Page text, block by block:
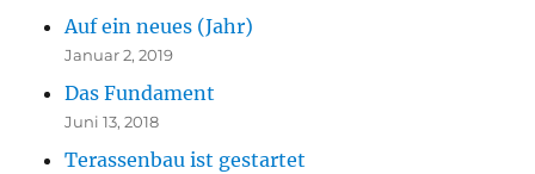
Auf ein neues (Jahr)
Januar 2, 2019
Das Fundament
Juni 13, 2018
Terassenbau ist gestartet